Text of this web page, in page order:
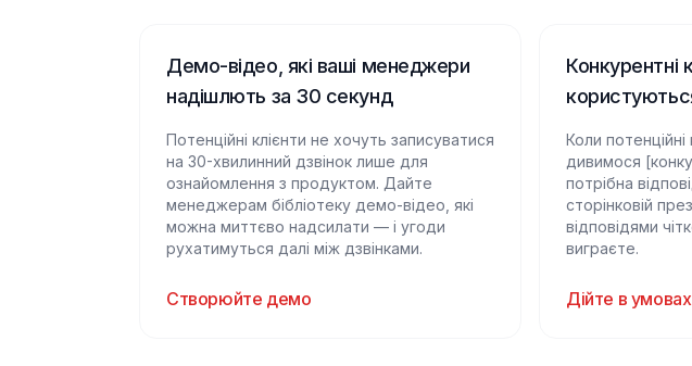
Демо-відео, які ваші менеджери
надішлють за 30 секунд
Потенційні клієнти не хочуть записуватися
на 30-хвилинний дзвінок лише для
ознайомлення з продуктом. Дайте
менеджерам бібліотеку демо-відео, які
можна миттєво надсилати — і угоди
рухатимуться далі між дзвінками.
Створюйте демо
Конкурентні
Коли
дивимося
потрібна
сторінковій
відповідями
виграєте.
Дійте в